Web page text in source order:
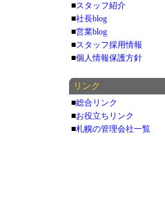
■スタッフ紹介
■社長blog
■営業blog
■スタッフ採用情報
■個人情報保護方針
リンク
■総合リンク
■お役立ちリンク
■札幌の管理会社一覧